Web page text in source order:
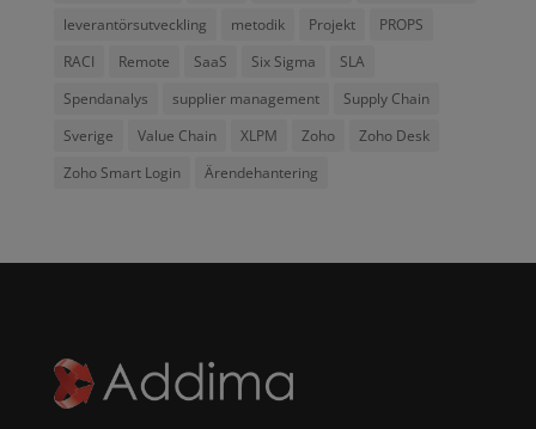
leverantörsutveckling
metodik Projekt
PROPS
RACI
Remote SaaS Six Sigma
SLA
Spendanalys
supplier management
Supply Chain
Sverige
Value Chain XLPM Zoho
Zoho Desk
Zoho Smart Login
Ärendehantering